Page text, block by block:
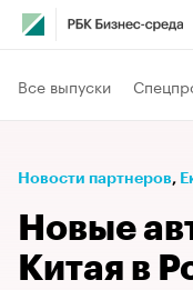
Все выпуски
Новости партнеров⁠,
Новые
Китая в